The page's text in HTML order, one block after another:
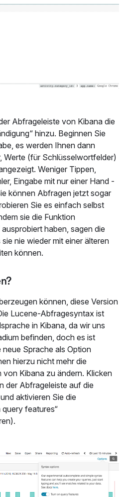
Abfrageleiste von Kibana die
hinzu. Beginnen Sie
es werden Ihnen dann
Werte (für Schlüsselwortfelder)
Weniger Tippen,
Eingabe mit nur einer Hand -
können Abfragen jetzt sogar
Sie es einfach selbst
sie die Funktion
haben, sagen die
nie wieder mit einer älteren
können.
können, diese Version
Lucene-Abfragesyntax ist
in Kibana, da wir uns
befinden, doch es ist
Sprache als Option
hierzu nicht mehr die
von Kibana zu ändern. Klicken
der Abfrageleiste auf die
aktivieren Sie die
features“